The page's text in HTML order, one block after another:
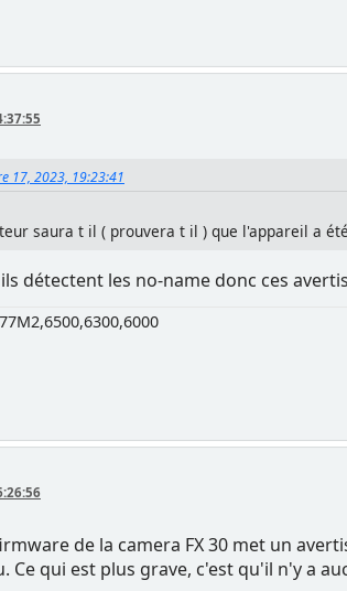
17, 2023, 19:23:41
saura t il ( prouvera t il ) que l'appareil a
détectent les no-name donc ces
de la camera FX 30 met un
Ce qui est plus grave, c'est qu'il n'y a